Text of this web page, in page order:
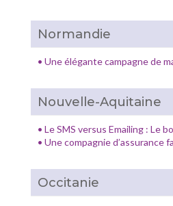
Normandie
• Une élégante campagne de
Nouvelle-Aquitaine
• Le SMS versus Emailing : Le
• Une compagnie d’assurance
Occitanie